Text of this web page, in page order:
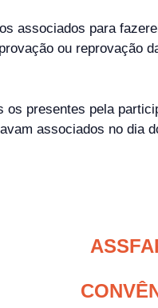
associados para
ou reprovação
presentes pela
associados no dia